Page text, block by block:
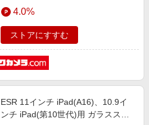
4.0%
ストアにすすむ
ESR 11インチ iPad(A16)、10.9イ
ンチ iPad(第10世代)用 ガラススク